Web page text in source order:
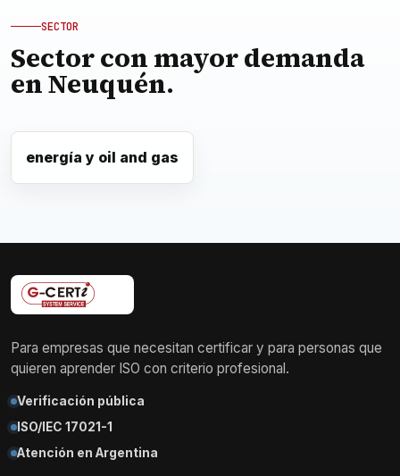
SECTOR
Sector con mayor demanda
en Neuquén.
energía y oil and gas
Para empresas que necesitan certificar y para personas que
quieren aprender ISO con criterio profesional.
Verificación pública
ISO/IEC 17021-1
Atención en Argentina